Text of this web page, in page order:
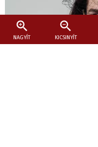
NAGYÍT KICSINYÍT